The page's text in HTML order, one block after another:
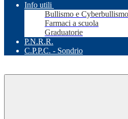
Info utili
Bullismo e Cyberbullismo
Farmaci a scuola
Graduatorie
P.N.R.R.
C.P.P.C. - Sondrio